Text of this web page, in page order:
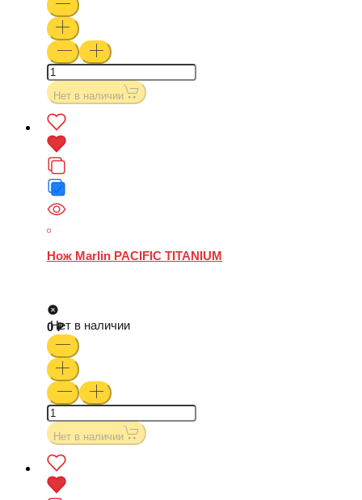
Нет в наличии
Нож Marlin PACIFIC TITANIUM
Нет в наличии
0
Нет в наличии